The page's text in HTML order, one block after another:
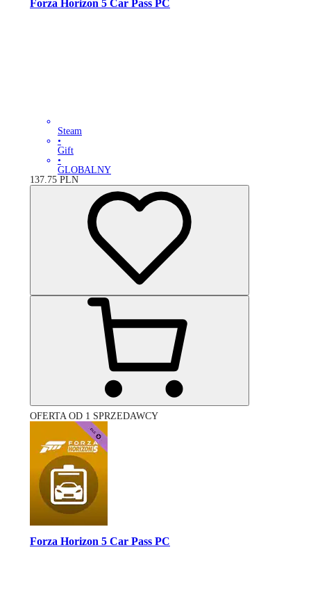
Forza Horizon 5 Car Pass PC
Steam
•
Gift
•
GLOBALNY
137.75 PLN
OFERTA OD 1 SPRZEDAWCY
Forza Horizon 5 Car Pass PC